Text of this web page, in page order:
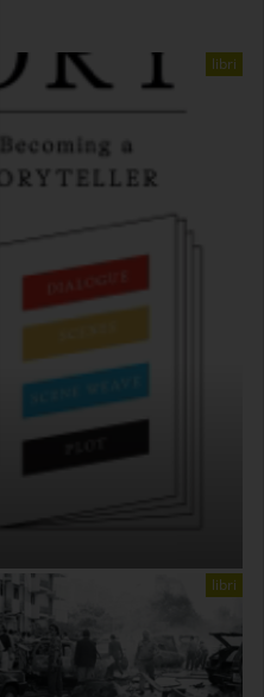
libri
libri